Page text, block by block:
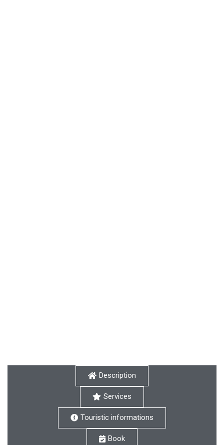
Description
Services
Touristic informations
Book